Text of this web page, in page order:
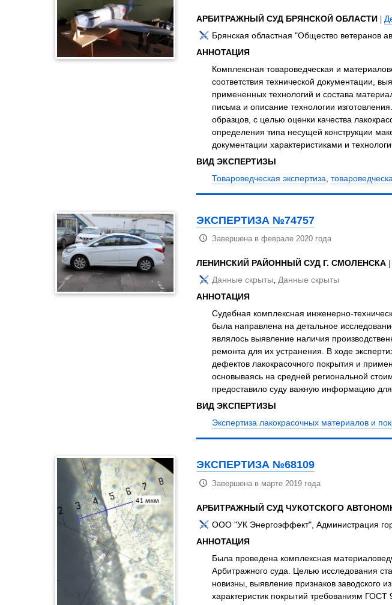
АРБИТРАЖНЫЙ СУД БРЯНСКОЙ ОБЛАСТИ |
Брянская областная "Общество ветеранов
АННОТАЦИЯ
Комплексная товароведческая и
соответствия технической документации,
примененных технологий и состава
письма и описание технологии
образцов, с целью оценки качества
определения типа несущей конструкции
документации характеристиками и
ВИД ЭКСПЕРТИЗЫ
Товароведческая экспертиза,
ЭКСПЕРТИЗА №74757
Завершена в феврале 2020 года
ЛЕНИНСКИЙ РАЙОННЫЙ СУД Г. СМОЛЕНСКА |
Данные скрыты, Данные скрыты
АННОТАЦИЯ
Судебная комплексная инженерно-
была направлена на детальное
являлось выявление наличия
ремонта для их устранения. В ходе
дефектов лакокрасочного покрытия и
основываясь на средней региональной
предоставило суду важную информацию
ВИД ЭКСПЕРТИЗЫ
Экспертиза лакокрасочных материалов и
ЭКСПЕРТИЗА №68109
Завершена в марте 2019 года
АРБИТРАЖНЫЙ СУД ЧУКОТСКОГО
ООО "УК Энергоэффект", Администрация
АННОТАЦИЯ
Была проведена комплексная
Арбитражного суда. Целью исследования
новизны, выявление признаков заводского
характеристик покрытий требованиям